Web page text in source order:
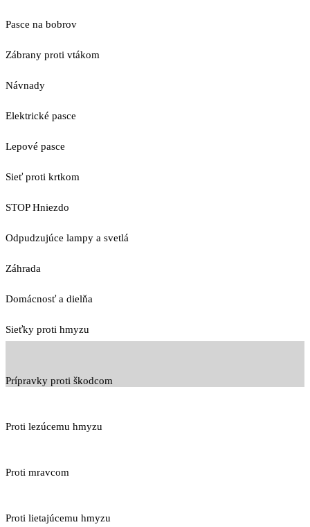
Pasce na bobrov
Zábrany proti vtákom
Návnady
Elektrické pasce
Lepové pasce
Sieť proti krtkom
STOP Hniezdo
Odpudzujúce lampy a svetlá
Záhrada
Domácnosť a dielňa
Sieťky proti hmyzu
Prípravky proti škodcom
Proti lezúcemu hmyzu
Proti mravcom
Proti lietajúcemu hmyzu